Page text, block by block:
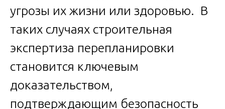
угрозы их жизни или здоровью. В
таких случаях строительная
экспертиза перепланировки
становится ключевым
доказательством,
подтверждающим безопасность